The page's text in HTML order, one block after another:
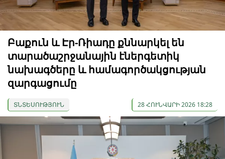
Բաքուն և Էր-Ռիադը քննարկել են
տարածաշրջանային էներգետիկ
նախագծերը և համագործակցության
զարգացումը
ՏՆՏԵՍՈՒԹՅՈՒՆ 28 ՀՈՒՆՎԱՐԻ 2026 18:28